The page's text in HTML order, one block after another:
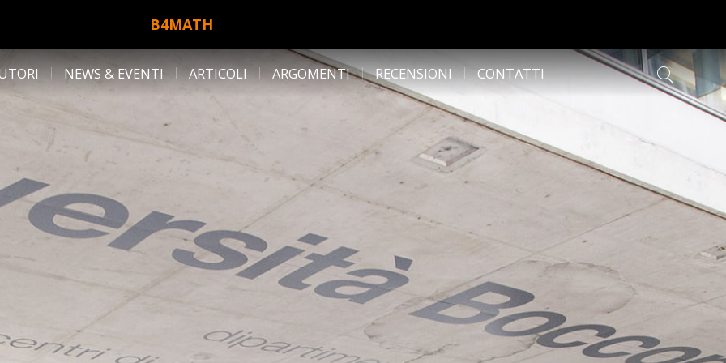
B4MATH
NEWS & EVENTI ARTICOLI ARGOMENTI RECENSIONI CONTATTI